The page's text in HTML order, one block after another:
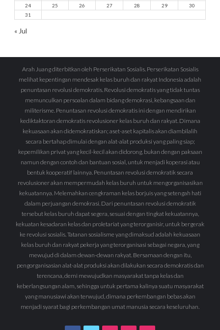
24
25 26 27 28 29
30
31
« Jul
Arah Juang diterbitkan oleh Perserikatan Sosialis. Perserikatan Sosialis
melihat kepentingan mendesak kelas buruh dan rakyat Indonesia adalah
penuntasan revolusi demokratis. Revolusi demokratis yang tidak tuntas
memunculkan persoalan dalam bidang demokrasi, kebangsaan dan
militerisme. Penuntasan revolusi demokratis ini dengan mendirikan
kediktaktoran demokratis revolusioner kelas buruh dan rakyat. Dimana
kekuasaan akan didemokratiskan; aset-aset kapitalis akan diambilalih
secara bertahap dimulai dengan alat-alat produksi yang paling siap;
kepemilikan privat yang kecil-kecil akan didorong, bukan dengan paksaan
namun dengan contoh dan bantuan sosial, untuk menjadi koperasi atau
bentuk kooperatif lainnya. Penuntasan revolusi demokratik secara
revolusioner akan mempermudah kelas buruh untuk mengorganisasikan
kekuatannya. Melemahkan cengkraman kelas borjuis yang setengah hati
dalam perjuangan demokrasi. Dari penuntasan revolusi demokratik
tersebut kelas buruh dapat segera, sesuai dengan tingkat kekuatannya,
kekuatan kesadaran kelas dan proletariat yang terorganisir, untuk bergerak
ke revolusi sosialis. Tatanan sosialisme yang dimaksud adalah kekuasaan
kelas buruh dan rakyat pekerja yang terorganisasi sebagai negara, yang
mewujud di dalam dewan-dewan rakyat. Bersamaan dengan itu,
pengorganisasian alat-alat produksi akan dilakukan secara demokratis dan
terencana, demi mewujudkan masyarakat tanpa kelas dan
keberlangsungan alam, sehingga untuk pertama kalinya suatu masyarakat
yang manusiawi akan terwujud, dimana perkembangan bebas akan
menjadi syarat bagi perkembangan umat manusia secara keseluruhan.